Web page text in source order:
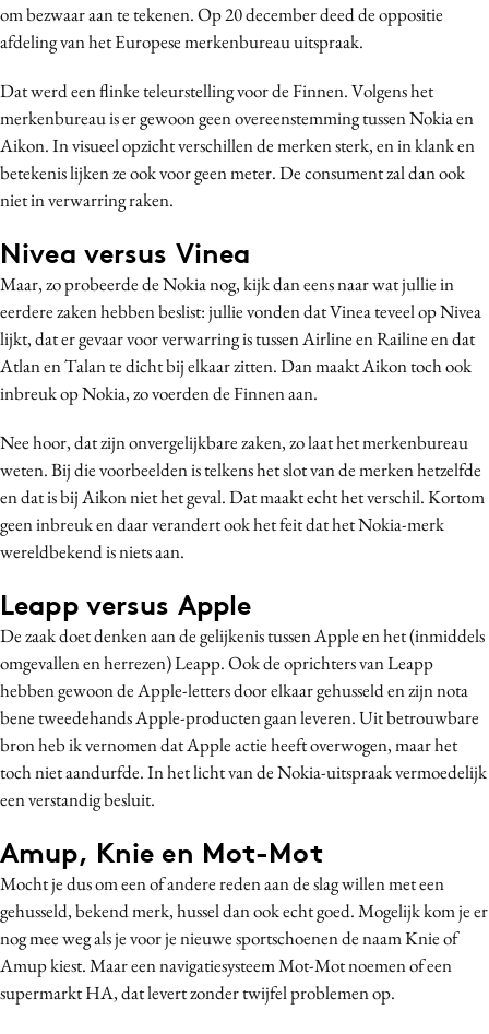
Interne communicatie
Martech
Media
Merkstrategie
PR
Programmatic
Purpose Marketing
Reputatie & crisis
om bezwaar aan te tekenen. Op 20 december deed de oppositie
afdeling van het Europese merkenbureau uitspraak.
Dat werd een flinke teleurstelling voor de Finnen. Volgens het
merkenbureau is er gewoon geen overeenstemming tussen Nokia en
Aikon. In visueel opzicht verschillen de merken sterk, en in klank en
betekenis lijken ze ook voor geen meter. De consument zal dan ook
niet in verwarring raken.
Nivea versus Vinea
Maar, zo probeerde de Nokia nog, kijk dan eens naar wat jullie in
eerdere zaken hebben beslist: jullie vonden dat Vinea teveel op Nivea
lijkt, dat er gevaar voor verwarring is tussen Airline en Railine en dat
Atlan en Talan te dicht bij elkaar zitten. Dan maakt Aikon toch ook
inbreuk op Nokia, zo voerden de Finnen aan.
Nee hoor, dat zijn onvergelijkbare zaken, zo laat het merkenbureau
weten. Bij die voorbeelden is telkens het slot van de merken hetzelfde
en dat is bij Aikon niet het geval. Dat maakt echt het verschil. Kortom
geen inbreuk en daar verandert ook het feit dat het Nokia-merk
wereldbekend is niets aan.
Leapp versus Apple
De zaak doet denken aan de gelijkenis tussen Apple en het (inmiddels
omgevallen en herrezen) Leapp. Ook de oprichters van Leapp
hebben gewoon de Apple-letters door elkaar gehusseld en zijn nota
bene tweedehands Apple-producten gaan leveren. Uit betrouwbare
bron heb ik vernomen dat Apple actie heeft overwogen, maar het
toch niet aandurfde. In het licht van de Nokia-uitspraak vermoedelijk
een verstandig besluit.
Amup, Knie en Mot-Mot
Mocht je dus om een of andere reden aan de slag willen met een
gehusseld, bekend merk, hussel dan ook echt goed. Mogelijk kom je er
nog mee weg als je voor je nieuwe sportschoenen de naam Knie of
Amup kiest. Maar een navigatiesysteem Mot-Mot noemen of een
supermarkt HA, dat levert zonder twijfel problemen op.